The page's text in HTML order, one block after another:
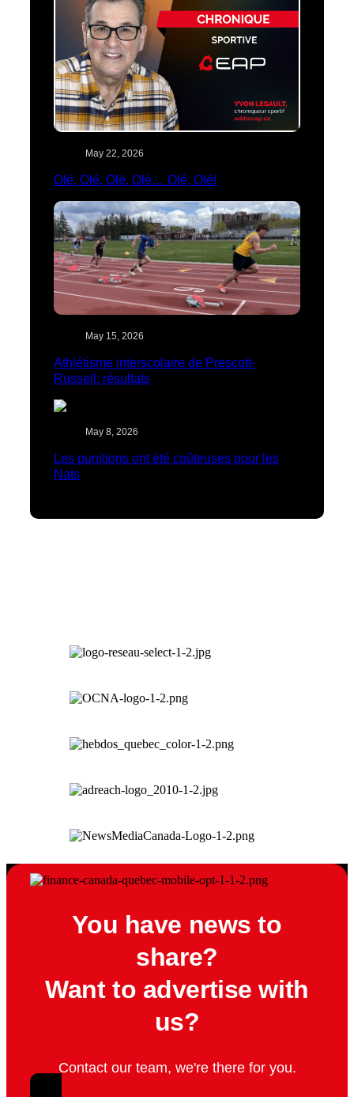
May 22, 2026
Olé, Olé, Olé, Olé… Olé, Olé!
May 15, 2026
Athlétisme interscolaire de Prescott-
Russell: résultats
May 8, 2026
Les punitions ont été coûteuses pour les
Nats
You have news to
share?
Want to advertise with
us?
Contact our team, we're there for you.